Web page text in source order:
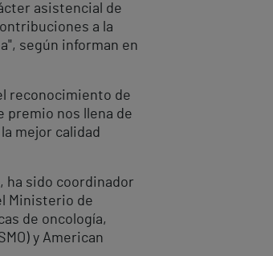
asistencial de
a la
según informan en
reconocimiento de
premio nos llena de
mejor calidad
ha sido coordinador
Ministerio de
de oncología,
y American